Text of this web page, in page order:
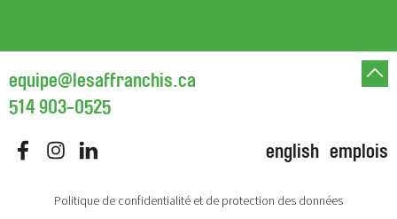
equipe@lesaffranchis.ca
514 903-0525
english emplois
Politique de confidentialité et de protection des données